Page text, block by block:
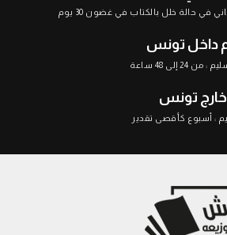
في حالة خلل بالكتاب في غضون 30 يوم
داخل تونس
24 إلى 48 ساعة
خارج تونس
: أسبوع كأقصى تقدير